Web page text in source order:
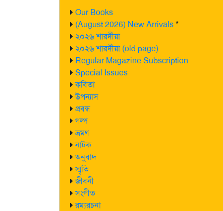
Our Books
(August 2026) New Arrivals*
২০২৬ শারদীয়া
২০২৬ শারদীয়া (old page)
Regular Magazine Subscription
Special Issues
কবিতা
উপন্যাস
প্রবন্ধ
গল্প
ভ্রমণ
নাটক
অনুবাদ
স্মৃতি
জীবনী
সংগীত
রম্যরচনা